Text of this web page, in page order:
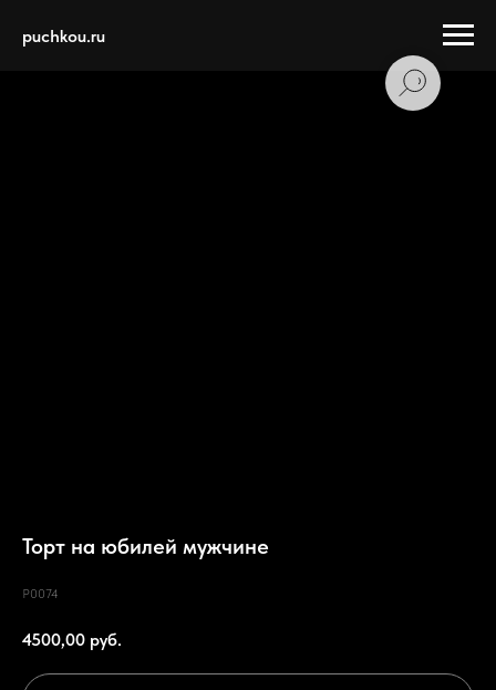
puchkou.ru
Торт на юбилей мужчине
P0074
4500,00 руб.